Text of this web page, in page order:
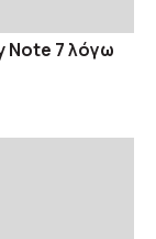
Note 7 λόγω